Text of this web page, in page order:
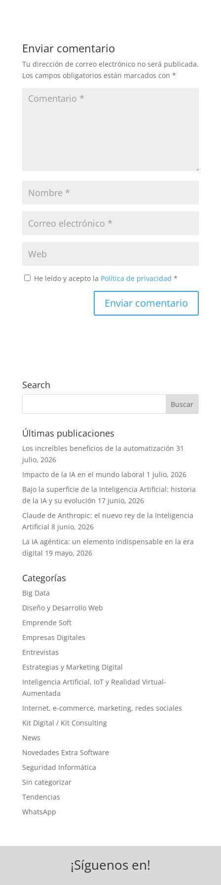
b
o
o
dI
n
ar
tir
Enviar comentario
Tu dirección de correo electrónico no será publicada.
Los campos obligatorios están marcados con *
He leído y acepto la Política de privacidad *
Search
Últimas publicaciones
Los increíbles beneficios de la automatización 31
julio, 2026
Impacto de la IA en el mundo laboral 1 julio, 2026
Bajo la superficie de la Inteligencia Artificial: historia
de la IA y su evolución 17 junio, 2026
Claude de Anthropic: el nuevo rey de la Inteligencia
Artificial 8 junio, 2026
La IA agéntica: un elemento indispensable en la era
digital 19 mayo, 2026
Categorías
Big Data
Diseño y Desarrollo Web
Emprende Soft
Empresas Digitales
Entrevistas
Estrategias y Marketing Digital
Inteligencia Artificial, IoT y Realidad Virtual-
Aumentada
Internet, e-commerce, marketing, redes sociales
Kit Digital / Kit Consulting
News
Novedades Extra Software
Seguridad Informática
Sin categorizar
Tendencias
WhatsApp
¡Síguenos en!